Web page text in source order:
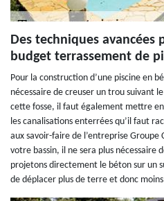
Des techniques avancées
budget terrassement de
Pour la construction d’une piscine en
nécessaire de creuser un trou suivant
cette fosse, il faut également mettre
les canalisations enterrées qu’il faut
aux savoir-faire de l’entreprise Groupe
votre bassin, il ne sera plus nécessaire
projetons directement le béton sur un
de déplacer plus de terre et donc